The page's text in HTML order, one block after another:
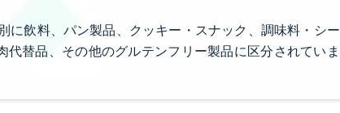
に飲料、パン製品、クッキー・スナック、調味料・シー
替品、その他のグルテンフリー製品に区分されていま